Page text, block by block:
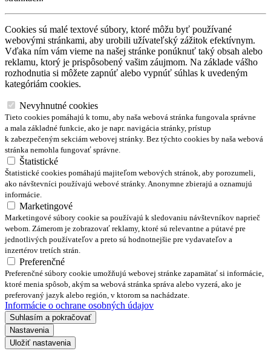
Cookies sú malé textové súbory, ktoré môžu byť používané
webovými stránkami, aby urobili užívateľský zážitok efektívnym.
Vďaka ním vám vieme na našej stránke ponúknuť taký obsah alebo
reklamu, ktorý je prispôsobený vašim záujmom. Na základe vášho
rozhodnutia si môžete zapnúť alebo vypnúť súhlas k uvedeným
kategóriám cookies.
Nevyhnutné cookies
Tieto cookies pomáhajú k tomu, aby naša webová stránka fungovala správne
a mala základné funkcie, ako je napr. navigácia stránky, prístup
k zabezpečeným sekciám webovej stránky. Bez týchto cookies by naša webová
stránka nemohla fungovať správne.
Štatistické
Štatistické cookies pomáhajú majiteľom webových stránok, aby porozumeli,
ako návštevníci používajú webové stránky. Anonymne zbierajú a oznamujú
informácie.
Marketingové
Marketingové súbory cookie sa používajú k sledovaniu návštevníkov naprieč
webom. Zámerom je zobrazovať reklamy, ktoré sú relevantne a pútavé pre
jednotlivých používateľov a preto sú hodnotnejšie pre vydavateľov a
inzertérov tretích strán.
Preferenčné
Preferenčné súbory cookie umožňujú webovej stránke zapamätať si informácie,
ktoré menia spôsob, akým sa webová stránka správa alebo vyzerá, ako je
preferovaný jazyk alebo región, v ktorom sa nachádzate.
Informácie o ochrane osobných údajov
Suhlasím a pokračovať
Nastavenia
Uložiť nastavenia